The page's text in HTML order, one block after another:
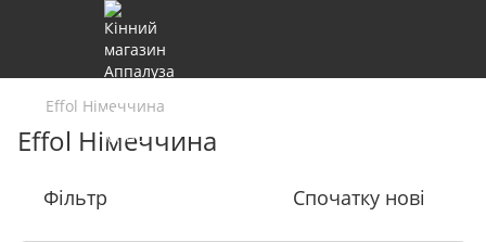
Effol Німеччина
Effol Німеччина
Фільтр Спочатку нові